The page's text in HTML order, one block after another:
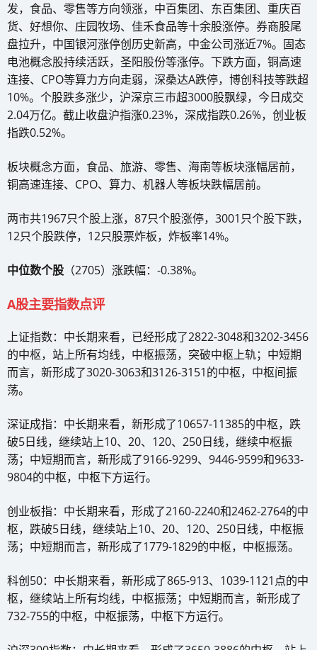
发，食品、零售等方向领涨，中百集团、东百集团、重庆百
货、好想你、庄园牧场、佳禾食品等十余股涨停。券商股尾
盘拉升，中国银河涨停创历史新高，中金公司涨近7%。固态
电池概念股持续活跃，圣阳股份等涨停。下跌方面，铜高速
连接、CPO等算力方向走弱，深桑达A跌停，博创科技等跌超
10%。个股跌多涨少，沪深京三市超3000股飘绿，今日成交
2.04万亿。截止收盘沪指涨0.23%，深成指跌0.26%，创业板
指跌0.52%。
板块概念方面，食品、旅游、零售、海南等板块涨幅居前，
铜高速连接、CPO、算力、机器人等板块跌幅居前。
两市共1967只个股上涨，87只个股涨停，3001只个股下跌，
12只个股跌停，12只股票炸板，炸板率14%。
中位数个股 （2705）涨跌幅：-0.38%。
A股主要指数点评
上证指数：中长期来看，已经形成了2822-3048和3202-3456
的中枢，站上所有均线，中枢振荡，突破中枢上轨；中短期
而言，新形成了3020-3063和3126-3151的中枢，中枢间振
荡。
深证成指：中长期来看，新形成了10657-11385的中枢，跌
破5日线，继续站上10、20、120、250日线，继续中枢振
荡；中短期而言，新形成了9166-9299、9446-9599和9633-
9804的中枢，中枢下方运行。
创业板指：中长期来看，形成了2160-2240和2462-2764的中
枢，跌破5日线，继续站上10、20、120、250日线，中枢振
荡；中短期而言，新形成了1779-1829的中枢，中枢振荡。
科创50：中长期来看，新形成了865-913、1039-1121点的中
枢，继续站上所有均线，中枢振荡；中短期而言，新形成了
732-755的中枢，中枢振荡，中枢下方运行。